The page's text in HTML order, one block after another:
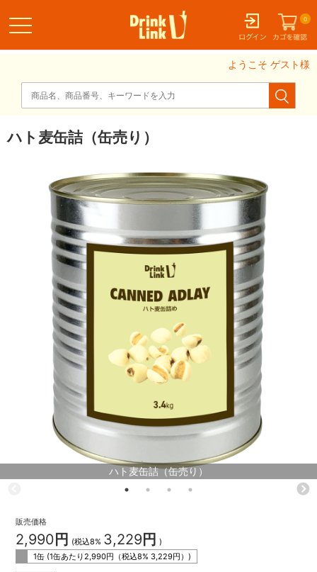
0
ゲスト様
ハト麦缶詰（缶売り）
ハト麦缶詰（缶売り）
販売価格
2,990 円 (税込8% 3,229円 )
1缶 (1缶あたり2,990円（税込8% 3,229円）)